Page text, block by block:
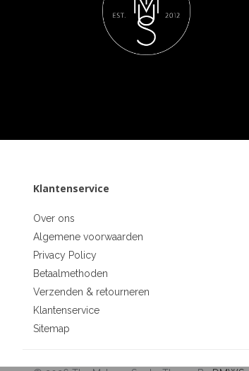
Klantenservice
Over ons
Algemene voorwaarden
Privacy Policy
Betaalmethoden
Verzenden & retourneren
Klantenservice
Sitemap